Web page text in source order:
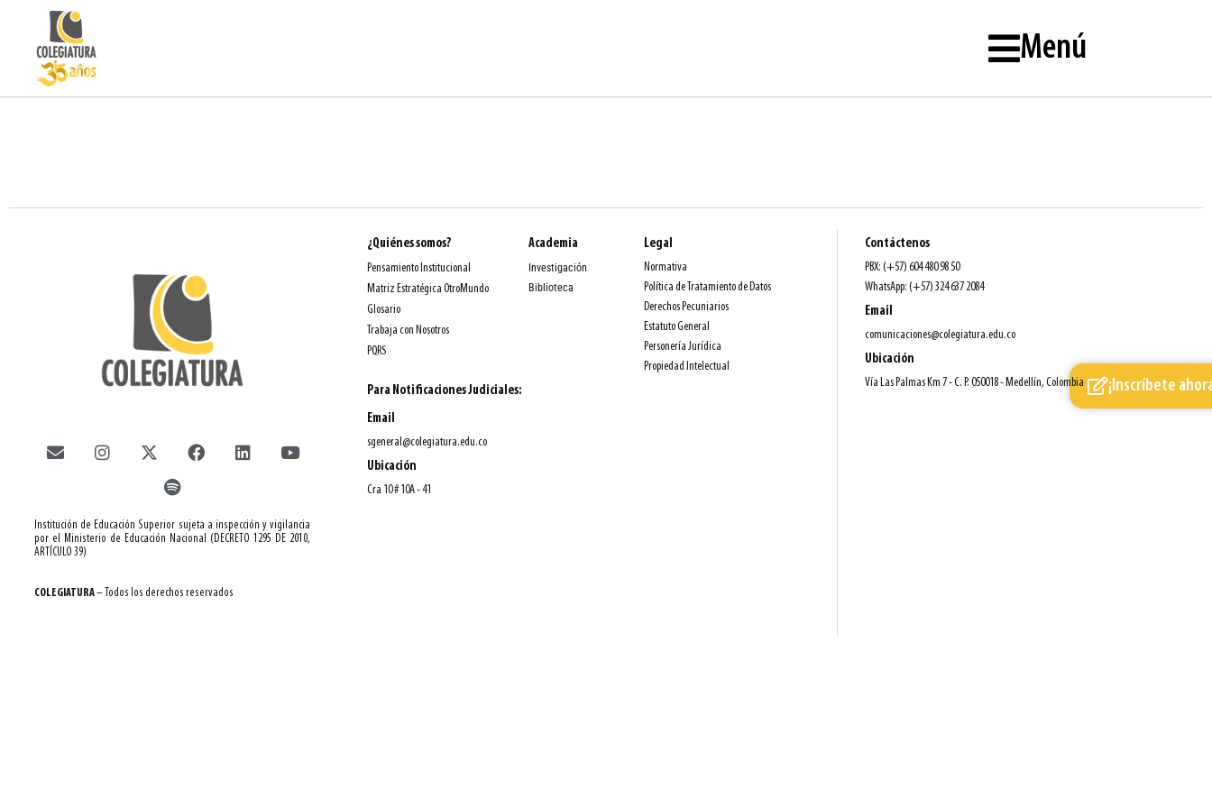
Menú
¡Inscríbete
Institución de Educación Superior sujeta a inspección y vigilancia
por el Ministerio de Educación Nacional (DECRETO 1295 DE 2010,
ARTÍCULO 39)
COLEGIATURA– Todos los derechos reservados
¿Quiénes somos? Academia
Legal
Pensamiento Institucional
Matriz Estratégica OtroMundo
Glosario
Trabaja con Nosotros
PQRS
Investigación
Biblioteca
Normativa
Política de Tratamiento de Datos
Derechos Pecuniarios
Estatuto General
Personería Jurídica
Propiedad Intelectual
Para Notificaciones Judiciales:
Email
sgeneral@colegiatura.edu.co
Ubicación
Cra 10 # 10A - 41
Contáctenos
PBX: (+57) 604 480 98 50
WhatsApp: (+57) 324 637 2084
Email
comunicaciones@colegiatura.edu.co
Ubicación
Vía Las Palmas Km 7 - C. P. 050018 - Medellín, Colombia